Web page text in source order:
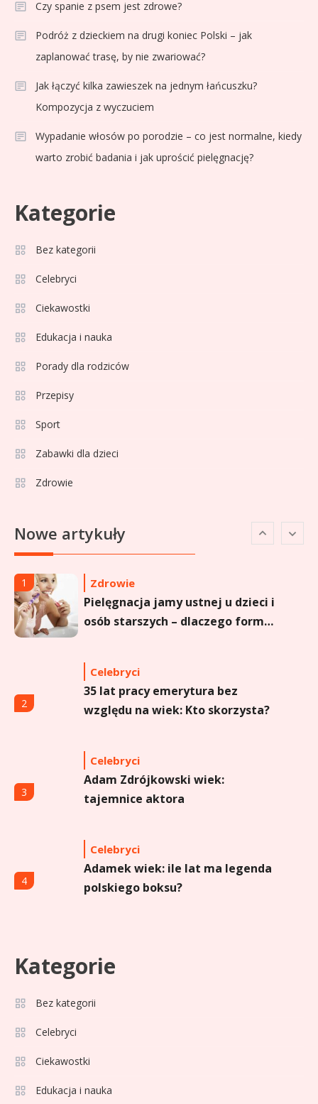
Czy spanie z psem jest zdrowe?
Podróż z dzieckiem na drugi koniec Polski – jak
zaplanować trasę, by nie zwariować?
Jak łączyć kilka zawieszek na jednym łańcuszku?
Kompozycja z wyczuciem
Wypadanie włosów po porodzie – co jest normalne, kiedy
warto zrobić badania i jak uprościć pielęgnację?
Kategorie
Bez kategorii
Celebryci
Ciekawostki
Edukacja i nauka
Porady dla rodziców
Przepisy
Sport
Zabawki dla dzieci
Zdrowie
Nowe artykuły
Adam Zdrójkowski wiek:
Adamek wiek: ile lat ma legenda
6
aktorce i jej karierze
1 Zdrowie
Pielęgnacja jamy ustnej u dzieci i
osób starszych – dlaczego forma
2
Celebryci
35 lat pracy emerytura bez
względu na wiek: Kto skorzysta?
3
Celebryci
Adam Zdrójkowski wiek:
tajemnice aktora
4
Celebryci
Adamek wiek: ile lat ma legenda
polskiego boksu?
5
Aga Grzelak wiek: odkryj prawdę
o popularnej influencerce!
6
aktorce i jej karierze
Kategorie
Bez kategorii
Celebryci
Ciekawostki
Edukacja i nauka